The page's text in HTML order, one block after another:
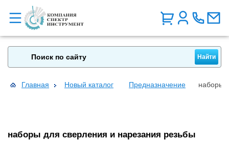
Главная Новый каталог Предназначение наборы
наборы для сверления и нарезания резьбы